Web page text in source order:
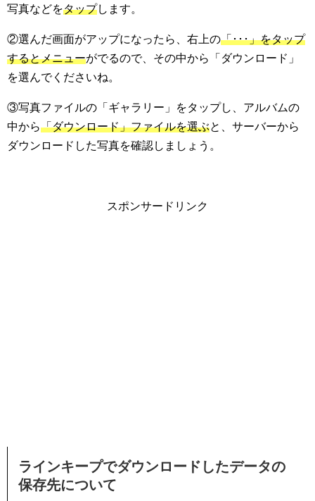
写真などをタップします。
②選んだ画面がアップになったら、右上の「･･･」をタップ
するとメニューがでるので、その中から「ダウンロード」
を選んでくださいね。
③写真ファイルの「ギャラリー」をタップし、アルバムの
中から「ダウンロード」ファイルを選ぶと、サーバーから
ダウンロードした写真を確認しましょう。
スポンサードリンク
ラインキープでダウンロードしたデータの
保存先について